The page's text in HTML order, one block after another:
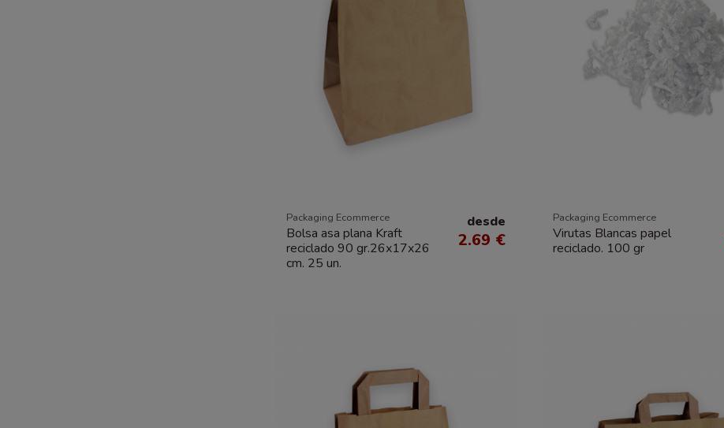
Packaging Ecommerce
Bolsa asa plana Kraft
reciclado 90 gr.26x17x26
cm. 25 un.
desde
2.69 €
Packaging Ecommerce
Virutas Blancas papel
reciclado. 100 gr